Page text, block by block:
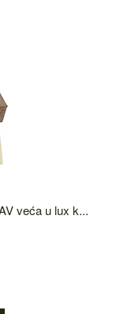
veća u lux k...